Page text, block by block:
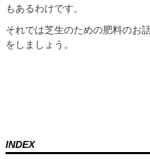
もあるわけです。
それでは芝生のための肥料のお
をしましょう。
INDEX